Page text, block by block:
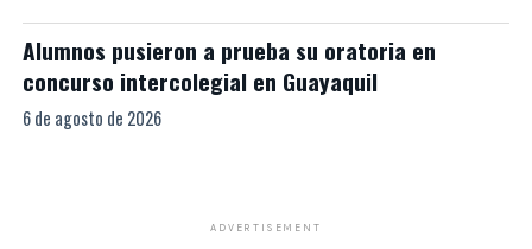
Alumnos pusieron a prueba su oratoria en
concurso intercolegial en Guayaquil
6 de agosto de 2026
ADVERTISEMENT